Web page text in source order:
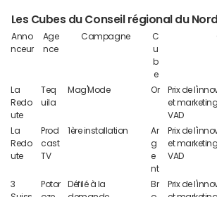
Les Cubes du Conseil régional du
Anno
nceur
Age
nce
Campagne
C
u
b
e
La
Redo
ute
Teq
uila
Mag'Mode Or
Prix de
et
VAD
La
Redo
ute
Prod
cast
TV
1ère installation
Ar
g
e
nt
Prix de
et
VAD
3
Potor
Défilé à la
Br
Prix de